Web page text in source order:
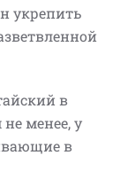
укрепить
в
менее, у
в